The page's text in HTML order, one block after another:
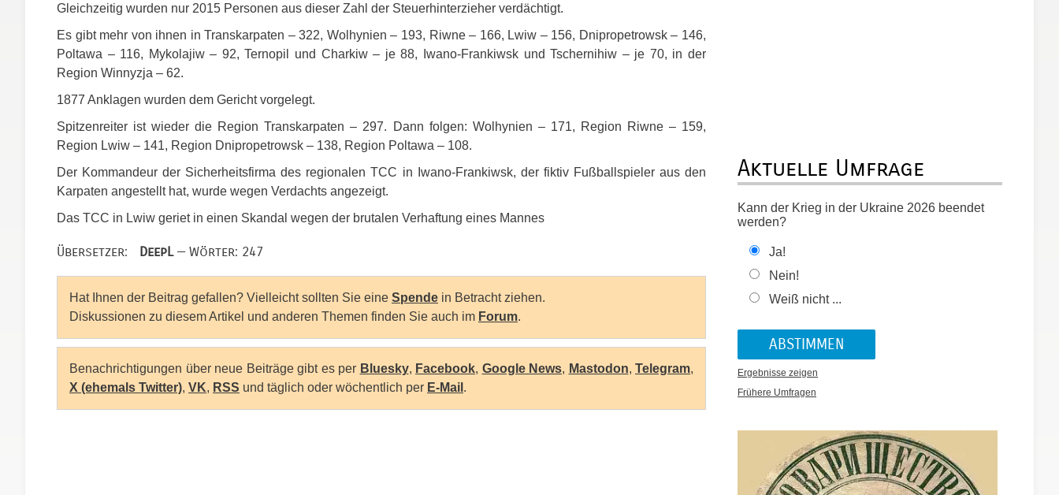
Gleichzeitig wurden nur 2015 Personen aus dieser Zahl der Steuerhinterzieher verdächtigt.
Es gibt mehr von ihnen in Transkarpaten – 322, Wolhynien – 193, Riwne – 166, Lwiw – 156, Dnipropetrowsk – 146,
Poltawa – 116, Mykolajiw – 92, Ternopil und Charkiw – je 88, Iwano-Frankiwsk und Tschernihiw – je 70, in der
Region Winnyzja – 62.
1877 Anklagen wurden dem Gericht vorgelegt.
Spitzenreiter ist wieder die Region Transkarpaten – 297. Dann folgen: Wolhynien – 171, Region Riwne – 159,
Region Lwiw – 141, Region Dnipropetrowsk – 138, Region Poltawa – 108.
Der Kommandeur der Sicherheitsfirma des regionalenTCC in Iwano-Frankiwsk, der fiktiv Fußballspieler aus den
Karpaten angestellt hat, wurde wegen Verdachts angezeigt.
Das TCC in Lwiw geriet in einen Skandal wegen der brutalen Verhaftung eines Mannes
Übersetzer: DeepL— Wörter: 247
Hat Ihnen der Beitrag gefallen? Vielleicht sollten Sie eine Spende in Betracht ziehen.
Diskussionen zu diesem Artikel und anderen Themen finden Sie auch im Forum.
Benachrichtigungen über neue Beiträge gibt es per Bluesky, Facebook, Google News, Mastodon, Telegram,
X (ehemals Twitter), VK, RSS und täglich oder wöchentlich per E-Mail .
Aktuelle Umfrage
Kann der Krieg in der Ukraine 2026 beendet
werden?
Ja!
Nein!
Weiß nicht ...
Ergebnisse zeigen
Frühere Umfragen